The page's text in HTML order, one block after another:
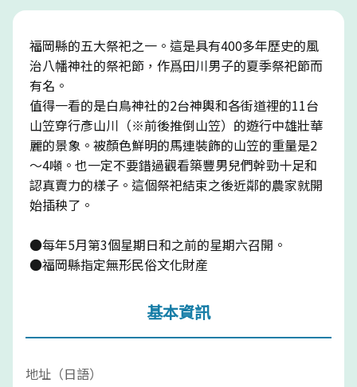
福岡縣的五大祭祀之一。這是具有400多年歷史的風
治八幡神社的祭祀節，作爲田川男子的夏季祭祀節而
有名。
值得一看的是白鳥神社的2台神輿和各街道裡的11台
山笠穿行彥山川（※前後推倒山笠）的遊行中雄壯華
麗的景象。被顏色鮮明的馬連裝飾的山笠的重量是2
～4噸。也一定不要錯過觀看築豐男兒們幹勁十足和
認真賣力的樣子。這個祭祀結束之後近鄰的農家就開
始插秧了。
●每年5月第3個星期日和之前的星期六召開。
●福岡縣指定無形民俗文化財産
基本資訊
地址（日語）